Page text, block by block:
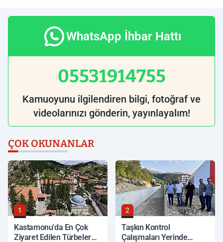
WhatsApp İhbar Hattı
05531914755
Kamuoyunu ilgilendiren bilgi, fotoğraf ve
videolarınızı gönderin, yayınlayalım!
ÇOK OKUNANLAR
1
Kastamonu'da En Çok
Ziyaret Edilen Türbeler
2
Taşkın Kontrol
Çalışmaları Yerinde